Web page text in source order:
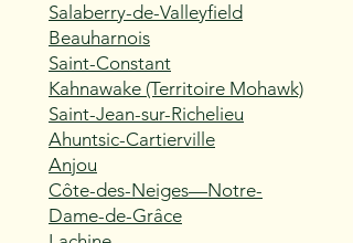
Salaberry-de-Valleyfield
Beauharnois
Saint-Constant
Kahnawake (Territoire Mohawk)
Saint-Jean-sur-Richelieu
Ahuntsic-Cartierville
Anjou
Côte-des-Neiges—Notre-
Dame-de-Grâce